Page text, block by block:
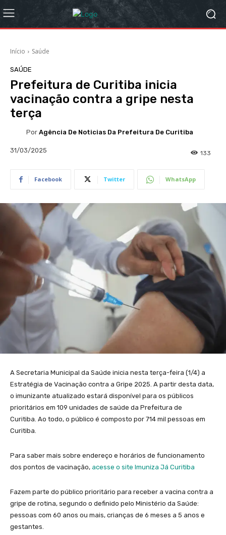
Início Saúde
SAÚDE
Prefeitura de Curitiba inicia
vacinação contra a gripe nesta
terça
Por Agência De Noticias Da Prefeitura De Curitiba
31/03/2025 133
Facebook Twitter WhatsApp
A Secretaria Municipal da Saúde inicia nesta terça-feira (1/4) a
Estratégia de Vacinação contra a Gripe 2025. A partir desta data,
o imunizante atualizado estará disponível para os públicos
prioritários em 109 unidades de saúde da Prefeitura de
Curitiba. Ao todo, o público é composto por 714 mil pessoas em
Curitiba.
Para saber mais sobre endereço e horários de funcionamento
dos pontos de vacinação, acesse o site Imuniza Já Curitiba
Fazem parte do público prioritário para receber a vacina contra a
gripe de rotina, segundo o definido pelo Ministério da Saúde:
pessoas com 60 anos ou mais, crianças de 6 meses a 5 anos e
gestantes.